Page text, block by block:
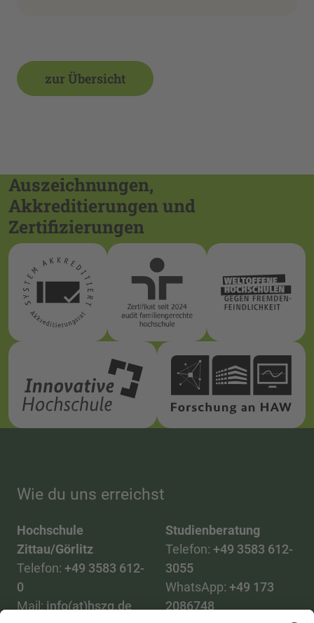
zur Übersicht
Auszeichnungen,
Akkreditierungen und
Zertifizierungen
Wie du uns erreichst
Hochschule
Zittau/Görlitz
Telefon: +49 3583 612-
0
Mail: info(at)hszg.de
Studienberatung
Telefon: +49 3583 612-
3055
WhatsApp: +49 173
2086748